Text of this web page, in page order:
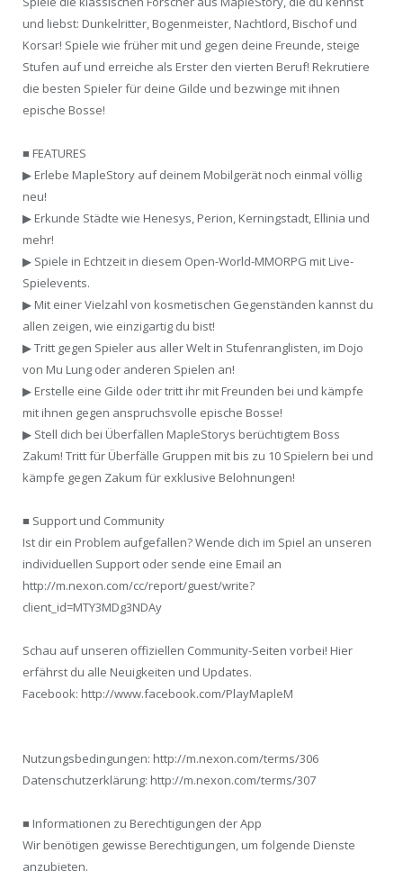
und liebst: Dunkelritter, Bogenmeister, Nachtlord, Bischof und
Korsar! Spiele wie früher mit und gegen deine Freunde, steige
Stufen auf und erreiche als Erster den vierten Beruf! Rekrutiere
die besten Spieler für deine Gilde und bezwinge mit ihnen
epische Bosse!
■ FEATURES
▶ Erlebe MapleStory auf deinem Mobilgerät noch einmal völlig
neu!
▶ Erkunde Städte wie Henesys, Perion, Kerningstadt, Ellinia und
mehr!
▶ Spiele in Echtzeit in diesem Open-World-MMORPG mit Live-
Spielevents.
▶ Mit einer Vielzahl von kosmetischen Gegenständen kannst du
allen zeigen, wie einzigartig du bist!
▶ Tritt gegen Spieler aus aller Welt in Stufenranglisten, im Dojo
von Mu Lung oder anderen Spielen an!
▶ Erstelle eine Gilde oder tritt ihr mit Freunden bei und kämpfe
mit ihnen gegen anspruchsvolle epische Bosse!
▶ Stell dich bei Überfällen MapleStorys berüchtigtem Boss
Zakum! Tritt für Überfälle Gruppen mit bis zu 10 Spielern bei und
kämpfe gegen Zakum für exklusive Belohnungen!
■ Support und Community
Ist dir ein Problem aufgefallen? Wende dich im Spiel an unseren
individuellen Support oder sende eine Email an
http://m.nexon.com/cc/report/guest/write?
client_id=MTY3MDg3NDAy
Schau auf unseren offiziellen Community-Seiten vorbei! Hier
erfährst du alle Neuigkeiten und Updates.
Facebook: http://www.facebook.com/PlayMapleM
Nutzungsbedingungen: http://m.nexon.com/terms/306
Datenschutzerklärung: http://m.nexon.com/terms/307
■ Informationen zu Berechtigungen der App
Wir benötigen gewisse Berechtigungen, um folgende Dienste
anzubieten.